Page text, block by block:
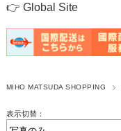
👉 Global Site
MIHO MATSUDA SHOPPING
表示切替：